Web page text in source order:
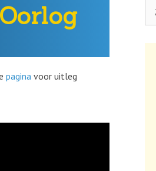
pagina voor uitleg